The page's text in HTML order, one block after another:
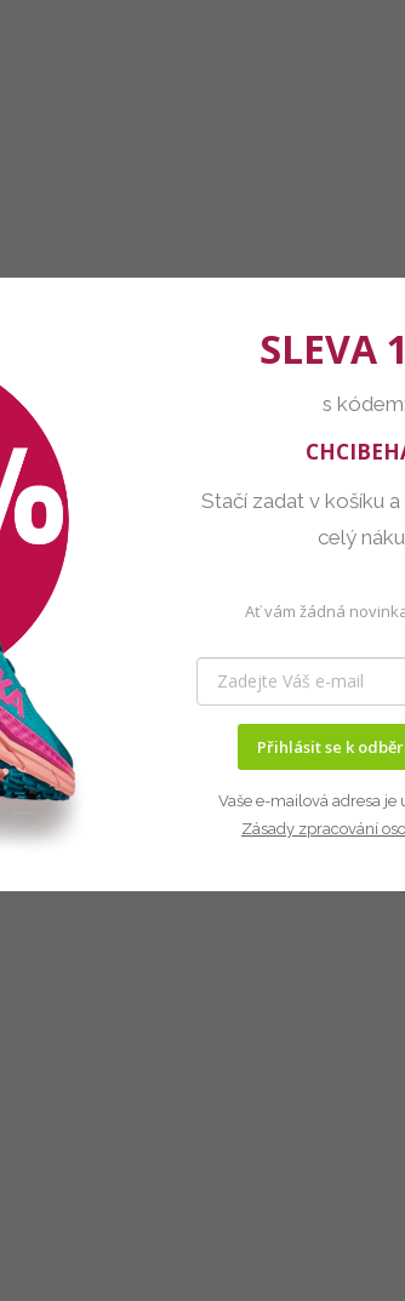
SLEVA
s kódem:
Stačí zadat v košíku
celý
Ať vám žádná
Přihlásit se k
Vaše e-mailová adresa je
Zásady zpracování